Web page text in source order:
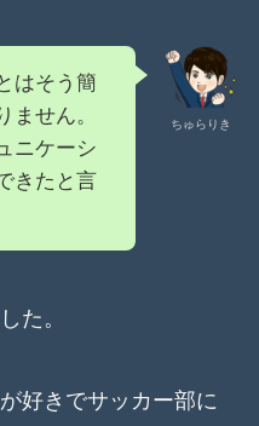
ちゅらりき
はそう簡
ません。
ニケーシ
きたと言
た。
好きでサッカー部に